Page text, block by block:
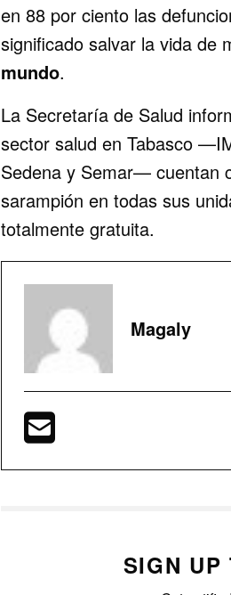
en 88 por ciento las
significado salvar la vida de
mundo.
La Secretaría de Salud
sector salud en Tabasco
Sedena y Semar— cuentan
sarampión en todas sus
totalmente gratuita.
Magaly
SIGN UP